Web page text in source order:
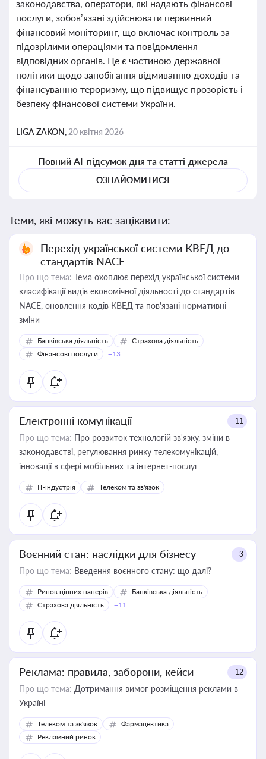
законодавства, оператори, які надають фінансові
послуги, зобов’язані здійснювати первинний
фінансовий моніторинг, що включає контроль за
підозрілими операціями та повідомлення
відповідних органів. Це є частиною державної
політики щодо запобігання відмиванню доходів та
фінансуванню тероризму, що підвищує прозорість і
безпеку фінансової системи України.
LIGA ZAKON, 20 квітня 2026
Повний AI-підсумок дня та статті-джерела
ОЗНАЙОМИТИСЯ
Теми, які можуть вас зацікавити:
Перехід української системи КВЕД до
стандартів NACE
Про що тема: Тема охоплює перехід української системи
класифікації видів економічної діяльності до стандартів
NACE, оновлення кодів КВЕД та пов'язані нормативні
зміни
Банківська діяльність
Страхова діяльність
Фінансові послуги
+13
Електронні комунікації +11
Про що тема: Про розвиток технологій зв'язку, зміни в
законодавстві, регулювання ринку телекомунікацій,
інновації в сфері мобільних та інтернет-послуг
IT-індустрія Телеком та зв'язок
Воєнний стан: наслідки для бізнесу +3
Про що тема: Введення воєнного стану: що далі?
Ринок цінних паперів
Банківська діяльність
Страхова діяльність
+11
Реклама: правила, заборони, кейси +12
Про що тема: Дотримання вимог розміщення реклами в
Україні
Телеком та зв'язок
Фармацевтика
Рекламний ринок